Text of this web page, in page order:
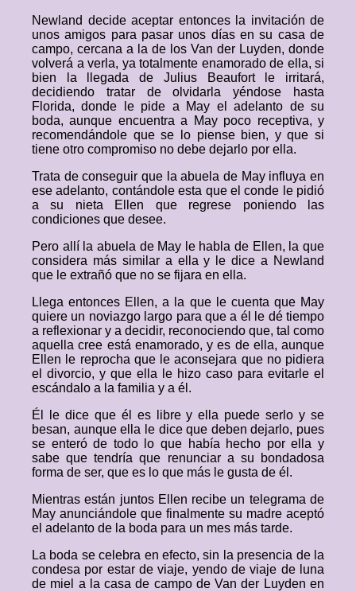
Newland decide aceptar entonces la invitación de
unos amigos para pasar unos días en su casa de
campo, cercana a la de los Van der Luyden, donde
volverá a verla, ya totalmente enamorado de ella, si
bien la llegada de Julius Beaufort le irritará,
decidiendo tratar de olvidarla yéndose hasta
Florida, donde le pide a May el adelanto de su
boda, aunque encuentra a May poco receptiva, y
recomendándole que se lo piense bien, y que si
tiene otro compromiso no debe dejarlo por ella.
Trata de conseguir que la abuela de May influya en
ese adelanto, contándole esta que el conde le pidió
a su nieta Ellen que regrese poniendo las
condiciones que desee.
Pero allí la abuela de May le habla de Ellen, la que
considera más similar a ella y le dice a Newland
que le extrañó que no se fijara en ella.
Llega entonces Ellen, a la que le cuenta que May
quiere un noviazgo largo para que a él le dé tiempo
a reflexionar y a decidir, reconociendo que, tal como
aquella cree está enamorado, y es de ella, aunque
Ellen le reprocha que le aconsejara que no pidiera
el divorcio, y que ella le hizo caso para evitarle el
escándalo a la familia y a él.
Él le dice que él es libre y ella puede serlo y se
besan, aunque ella le dice que deben dejarlo, pues
se enteró de todo lo que había hecho por ella y
sabe que tendría que renunciar a su bondadosa
forma de ser, que es lo que más le gusta de él.
Mientras están juntos Ellen recibe un telegrama de
May anunciándole que finalmente su madre aceptó
el adelanto de la boda para un mes más tarde.
La boda se celebra en efecto, sin la presencia de la
condesa por estar de viaje, yendo de viaje de luna
de miel a la casa de campo de Van der Luyden en